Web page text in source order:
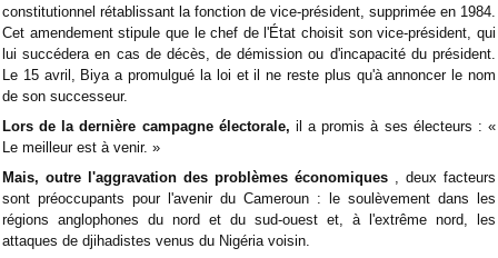
constitutionnel rétablissant la fonction de vice-président, supprimée en 1984.
Cet amendement stipule que le chef de l'État choisit son vice-président, qui
lui succédera en cas de décès, de démission ou d'incapacité du président.
Le 15 avril, Biya a promulgué la loi et il ne reste plus qu'à annoncer le nom
de son successeur.
Lors de la dernière campagne électorale, il a promis à ses électeurs : «
Le meilleur est à venir. »
Mais, outre l'aggravation des problèmes économiques , deux facteurs
sont préoccupants pour l'avenir du Cameroun : le soulèvement dans les
régions anglophones du nord et du sud-ouest et, à l'extrême nord, les
attaques de djihadistes venus du Nigéria voisin.